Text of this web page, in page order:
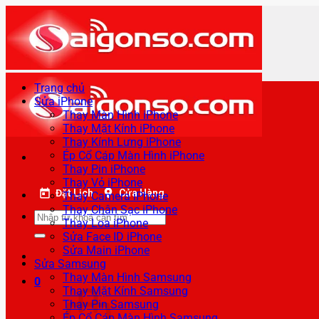
qua
nội
dung
Đặt Lịch Cửa Hàng
Tìm
kiếm:
0
Trang chủ
Sửa iPhone
Thay Màn Hình iPhone
Thay Mặt Kính iPhone
Thay Kính Lưng iPhone
Ép Cổ Cáp Màn Hình iPhone
Thay Pin iPhone
Thay Vỏ iPhone
Thay Camera iPhone
Thay Chân Sạc iPhone
Thay Loa iPhone
Sửa Face ID iPhone
Sửa Main iPhone
Sửa Samsung
Thay Màn Hình Samsung
Thay Mặt Kính Samsung
Thay Pin Samsung